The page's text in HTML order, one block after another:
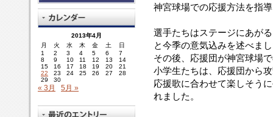
神宮球場での応援方法を指
選手たちはステージにあが
と今季の意気込みを述べま
その後、応援団が神宮球場
小学生たちは、応援団から
応援歌に合わせて楽しそう
れました。
2013年4月
月
火 水 木 金 土
日
1
2 3 4 5 6
7
8
9 10 11 12 13
14
15
16 17 18 19 20
21
22
23 24 25 26 27
28
29
30
« 3月 5月 »